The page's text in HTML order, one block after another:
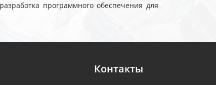
программного обеспечения для
Контакты